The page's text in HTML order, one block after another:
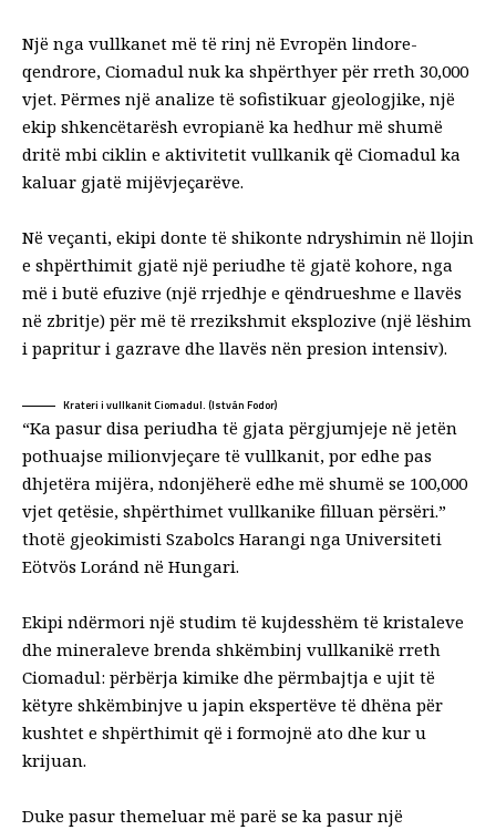
Një nga vullkanet më të rinj në Evropën lindore-
qendrore, Ciomadul nuk ka shpërthyer për rreth 30,000
vjet. Përmes një analize të sofistikuar gjeologjike, një
ekip shkencëtarësh evropianë ka hedhur më shumë
dritë mbi ciklin e aktivitetit vullkanik që Ciomadul ka
kaluar gjatë mijëvjeçarëve.
Në veçanti, ekipi donte të shikonte ndryshimin në llojin
e shpërthimit gjatë një periudhe të gjatë kohore, nga
më i butë efuzive (një rrjedhje e qëndrueshme e llavës
në zbritje) për më të rrezikshmit eksplozive (një lëshim
i papritur i gazrave dhe llavës nën presion intensiv).
Krateri i vullkanit Ciomadul. (István Fodor)
“Ka pasur disa periudha të gjata përgjumjeje në jetën
pothuajse milionvjeçare të vullkanit, por edhe pas
dhjetëra mijëra, ndonjëherë edhe më shumë se 100,000
vjet qetësie, shpërthimet vullkanike filluan përsëri.”
thotë gjeokimisti Szabolcs Harangi nga Universiteti
Eötvös Loránd në Hungari.
Ekipi ndërmori një studim të kujdesshëm të kristaleve
dhe mineraleve brenda shkëmbinj vullkanikë rreth
Ciomadul: përbërja kimike dhe përmbajtja e ujit të
këtyre shkëmbinjve u japin ekspertëve të dhëna për
kushtet e shpërthimit që i formojnë ato dhe kur u
krijuan.
Duke pasur themeluar më parë se ka pasur një